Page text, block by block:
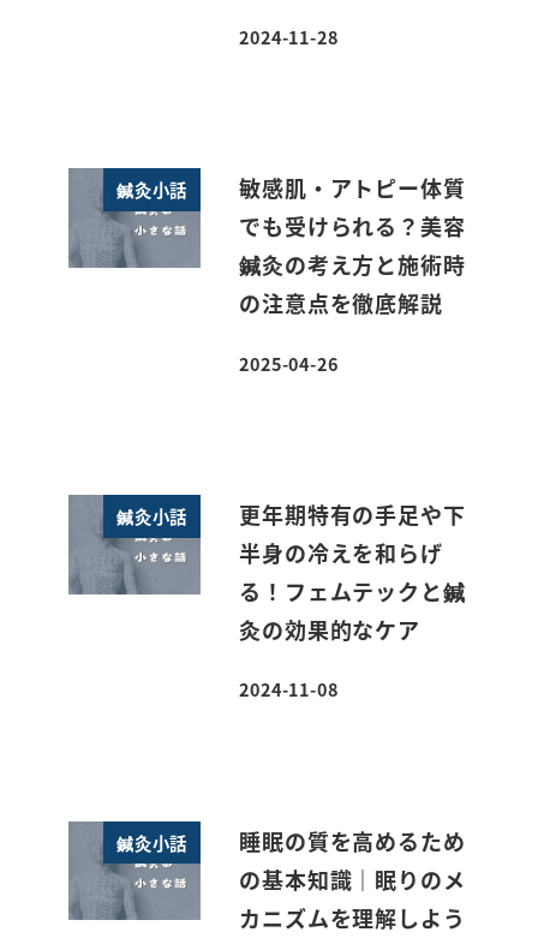
投稿日
2024-11-28
鍼灸小話
敏感肌・アトピー体質
でも受けられる？美容
鍼灸の考え方と施術時
の注意点を徹底解説
投稿日
2025-04-26
鍼灸小話
更年期特有の手足や下
半身の冷えを和らげ
る！フェムテックと鍼
灸の効果的なケア
投稿日
2024-11-08
鍼灸小話
睡眠の質を高めるため
の基本知識｜眠りのメ
カニズムを理解しよう